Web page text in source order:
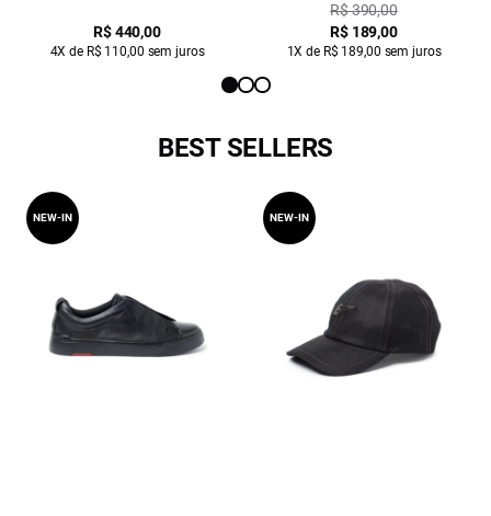
R$ 440,00
4X de R$ 110,00 sem juros
R$ 390,00
R$ 189,00
1X de R$ 189,00 sem juros
BEST SELLERS
NEW-IN NEW-IN